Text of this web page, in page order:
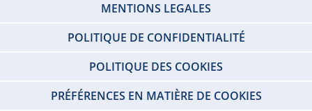
MENTIONS LEGALES
POLITIQUE DE CONFIDENTIALITÉ
POLITIQUE DES COOKIES
PRÉFÉRENCES EN MATIÈRE DE COOKIES